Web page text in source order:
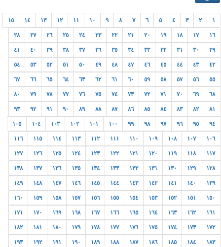
١ ٢ ٣ ٤ ٥ ٦ ٧ ٨ ٩ ١٠ ١١ ١٢ ١٣ ١٤ ١٥
١٦ ١٧ ١٨ ١٩ ٢٠ ٢١ ٢٢ ٢٣ ٢٤ ٢٥ ٢٦ ٢٧ ٢٨
٢٩ ٣٠ ٣١ ٣٢ ٣٣ ٣٤ ٣٥ ٣٦ ٣٧ ٣٨ ٣٩ ٤٠ ٤١
٤٢ ٤٣ ٤٤ ٤٥ ٤٦ ٤٧ ٤٨ ٤٩ ٥٠ ٥١ ٥٢ ٥٣ ٥٤
٥٥ ٥٦ ٥٧ ٥٨ ٥٩ ٦٠ ٦١ ٦٢ ٦٣ ٦٤ ٦٥ ٦٦ ٦٧
٦٨ ٦٩ ٧٠ ٧١ ٧٢ ٧٣ ٧٤ ٧٥ ٧٦ ٧٧ ٧٨ ٧٩ ٨٠
٨١ ٨٢ ٨٣ ٨٤ ٨٥ ٨٦ ٨٧ ٨٨ ٨٩ ٩٠ ٩١ ٩٢ ٩٣
٩٤ ٩٥ ٩٦ ٩٧ ٩٨ ٩٩ ١٠٠ ١٠١ ١٠٢ ١٠٣ ١٠٤ ١٠٥
١٠٦ ١٠٧ ١٠٨ ١٠٩ ١١٠ ١١١ ١١٢ ١١٣ ١١٤ ١١٥ ١١٦
١١٧ ١١٨ ١١٩ ١٢٠ ١٢١ ١٢٢ ١٢٣ ١٢٤ ١٢٥ ١٢٦ ١٢٧
١٢٨ ١٢٩ ١٣٠ ١٣١ ١٣٢ ١٣٣ ١٣٤ ١٣٥ ١٣٦ ١٣٧ ١٣٨
١٣٩ ١٤٠ ١٤١ ١٤٢ ١٤٣ ١٤٤ ١٤٥ ١٤٦ ١٤٧ ١٤٨ ١٤٩
١٥٠ ١٥١ ١٥٢ ١٥٣ ١٥٤ ١٥٥ ١٥٦ ١٥٧ ١٥٨ ١٥٩ ١٦٠
١٦١ ١٦٢ ١٦٣ ١٦٤ ١٦٥ ١٦٦ ١٦٧ ١٦٨ ١٦٩ ١٧٠ ١٧١
١٧٢ ١٧٣ ١٧٤ ١٧٥ ١٧٦ ١٧٧ ١٧٨ ١٧٩ ١٨٠ ١٨١ ١٨٢
١٨٣ ١٨٤ ١٨٥ ١٨٦ ١٨٧ ١٨٨ ١٨٩ ١٩٠ ١٩١ ١٩٢ ١٩٣